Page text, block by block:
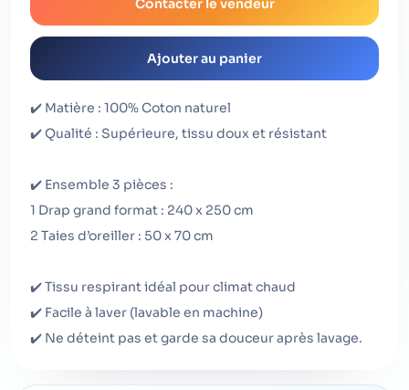
Ajouter au panier
✔️ Matière : 100% Coton naturel
✔️ Qualité : Supérieure, tissu doux et résistant
✔️ Ensemble 3 pièces :
1 Drap grand format : 240 x 250 cm
2 Taies d’oreiller : 50 x 70 cm
✔️ Tissu respirant idéal pour climat chaud
✔️ Facile à laver (lavable en machine)
✔️ Ne déteint pas et garde sa douceur après lavage.